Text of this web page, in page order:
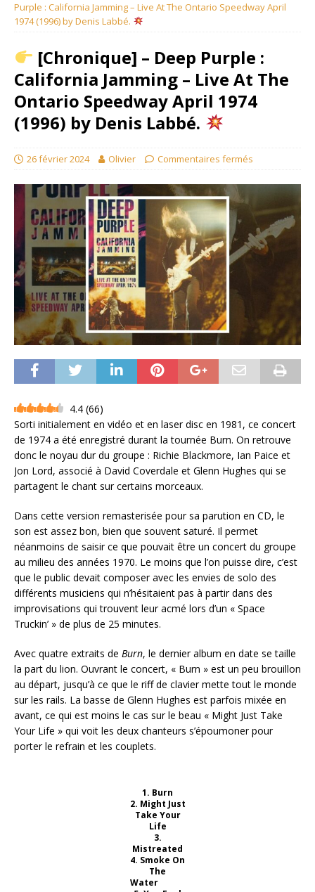
Purple : California Jamming – Live At The Ontario Speedway April
1974 (1996) by Denis Labbé.
[Chronique] – Deep Purple :
California Jamming – Live At The
Ontario Speedway April 1974
(1996) by Denis Labbé.
26 février 2024 Olivier Commentaires fermés
4.4 (66)
Sorti initialement en vidéo et en laser disc en 1981, ce concert
de 1974 a été enregistré durant la tournée Burn. On retrouve
donc le noyau dur du groupe : Richie Blackmore, Ian Paice et
Jon Lord, associé à David Coverdale et Glenn Hughes qui se
partagent le chant sur certains morceaux.
Dans cette version remasterisée pour sa parution en CD, le
son est assez bon, bien que souvent saturé. Il permet
néanmoins de saisir ce que pouvait être un concert du groupe
au milieu des années 1970. Le moins que l’on puisse dire, c’est
que le public devait composer avec les envies de solo des
différents musiciens qui n’hésitaient pas à partir dans des
improvisations qui trouvent leur acmé lors d’un « Space
Truckin’ » de plus de 25 minutes.
Avec quatre extraits de Burn, le dernier album en date se taille
la part du lion. Ouvrant le concert, « Burn » est un peu brouillon
au départ, jusqu’à ce que le riff de clavier mette tout le monde
sur les rails. La basse de Glenn Hughes est parfois mixée en
avant, ce qui est moins le cas sur le beau « Might Just Take
Your Life » qui voit les deux chanteurs s’époumoner pour
porter le refrain et les couplets.
1. Burn
2. Might Just
Take Your
Life
3.
Mistreated
4. Smoke On
The
Water